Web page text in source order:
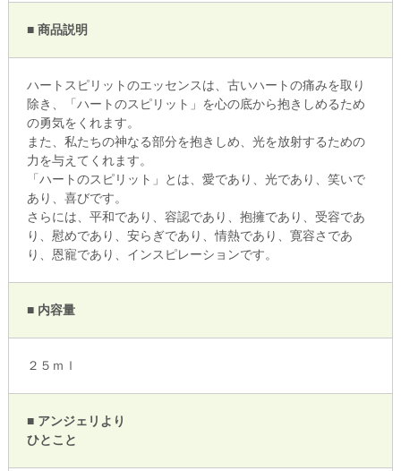
■ 商品説明
ハートスピリットのエッセンスは、古いハートの痛みを取り
除き、「ハートのスピリット」を心の底から抱きしめるため
の勇気をくれます。
また、私たちの神なる部分を抱きしめ、光を放射するための
力を与えてくれます。
「ハートのスピリット」とは、愛であり、光であり、笑いで
あり、喜びです。
さらには、平和であり、容認であり、抱擁であり、受容であ
り、慰めであり、安らぎであり、情熱であり、寛容さであ
り、恩寵であり、インスピレーションです。
■ 内容量
２５ｍｌ
■ アンジェリより
ひとこと